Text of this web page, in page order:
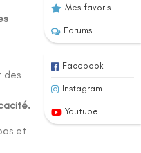
Mes favoris
Forums
Facebook
Instagram
Youtube
des
et